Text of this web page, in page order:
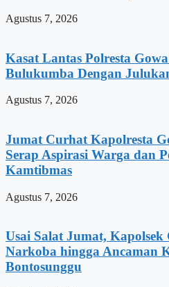
Agustus 7, 2026
Kasat Lantas Polresta
Bulukumba Dengan
Agustus 7, 2026
Jumat Curhat Kapolresta
Serap Aspirasi Warga dan
Kamtibmas
Agustus 7, 2026
Usai Salat Jumat,
Narkoba hingga Ancaman
Bontosunggu